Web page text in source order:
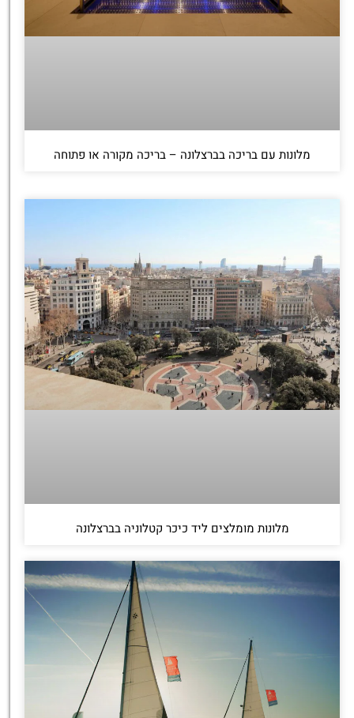
מלונות עם בריכה בברצלונה – בריכה מקורה או פתוחה
מלונות מומלצים ליד כיכר קטלוניה בברצלונה